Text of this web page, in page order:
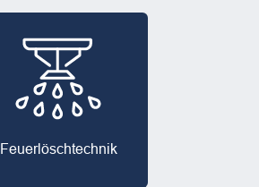
Feuerlösch­technik